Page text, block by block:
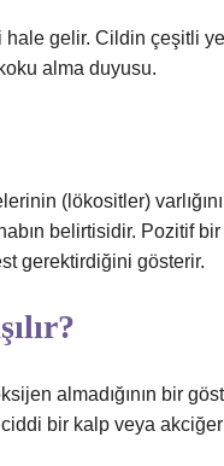
hale gelir. Cildin çeşitli
alma duyusu.
(lökositler)
belirtisidir. Pozitif bir
gerektirdiğini gösterir.
almadığının bir
bir kalp veya